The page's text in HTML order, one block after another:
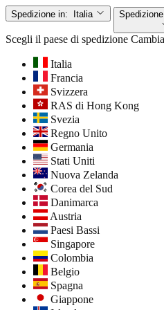
Spedizione in: Italia
Scegli il paese di spedizione
Italia
Francia
Svizzera
RAS di Hong Kong
Svezia
Regno Unito
Germania
Stati Uniti
Nuova Zelanda
Corea del Sud
Danimarca
Austria
Paesi Bassi
Singapore
Colombia
Belgio
Spagna
Giappone